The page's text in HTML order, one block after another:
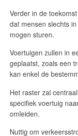
Verder in de
dat mensen slechts
mogen sturen.
Voertuigen zullen in
geplaatst, zoals een
kan enkel de
Het raster zal
specifiek voertuig
omleiden.
Nuttig om